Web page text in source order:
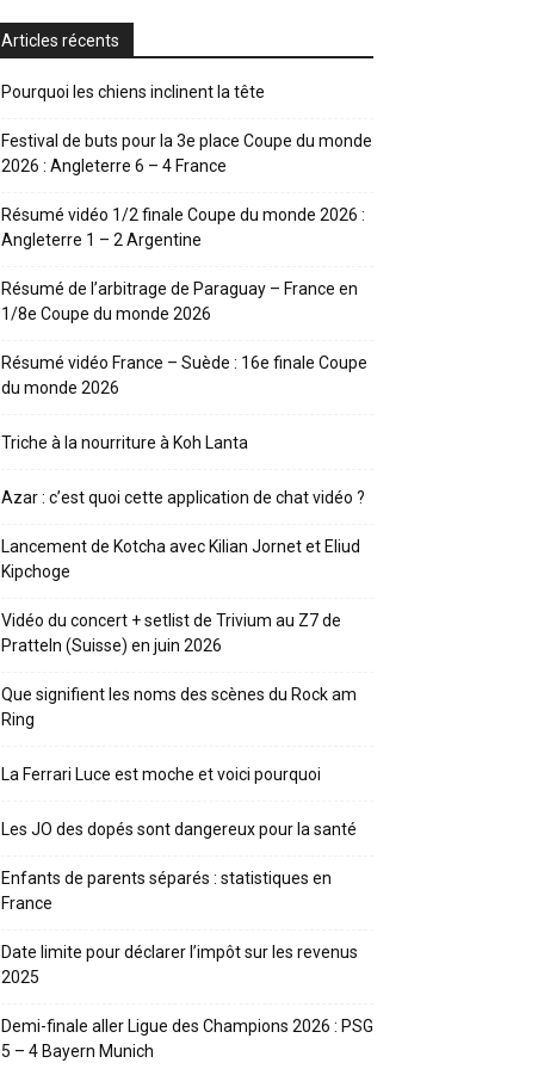
Articles récents
Pourquoi les chiens inclinent la tête
Festival de buts pour la 3e place Coupe du monde
2026 : Angleterre 6 – 4 France
Résumé vidéo 1/2 finale Coupe du monde 2026 :
Angleterre 1 – 2 Argentine
Résumé de l’arbitrage de Paraguay – France en
1/8e Coupe du monde 2026
Résumé vidéo France – Suède : 16e finale Coupe
du monde 2026
Triche à la nourriture à Koh Lanta
Azar : c’est quoi cette application de chat vidéo ?
Lancement de Kotcha avec Kilian Jornet et Eliud
Kipchoge
Vidéo du concert + setlist de Trivium au Z7 de
Pratteln (Suisse) en juin 2026
Que signifient les noms des scènes du Rock am
Ring
La Ferrari Luce est moche et voici pourquoi
Les JO des dopés sont dangereux pour la santé
Enfants de parents séparés : statistiques en
France
Date limite pour déclarer l’impôt sur les revenus
2025
Demi-finale aller Ligue des Champions 2026 : PSG
5 – 4 Bayern Munich